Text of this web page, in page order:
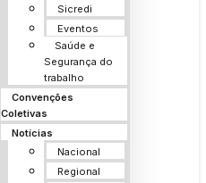
Sicredi
Eventos
Saúde e
Segurança do
trabalho
Convenções
Coletivas
Notícias
Nacional
Regional